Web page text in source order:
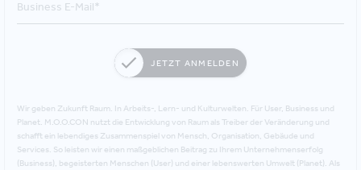
JETZT ANMELDEN
Wir geben Zukunft Raum. In Arbeits-, Lern- und Kulturwelten. Für User, Business und
Planet. M.O.O.CON nutzt die Entwicklung von Raum als Treiber der Veränderung und
schafft ein lebendiges Zusammenspiel von Mensch, Organisation, Gebäude und
Services. So leisten wir einen maßgeblichen Beitrag zu Ihrem Unternehmenserfolg
(Business), begeisterten Menschen (User) und einer lebenswerten Umwelt (Planet). Als